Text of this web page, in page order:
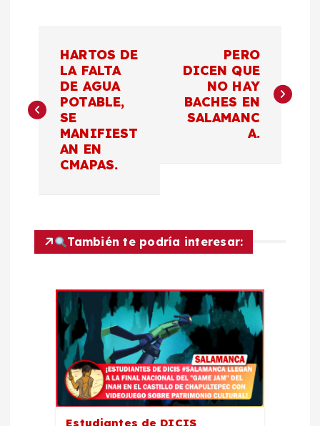
v
c
HARTOS DE
LA FALTA
DE AGUA
POTABLE,
SE
MANIFIEST
AN EN
CMAPAS.
PERO
DICEN QUE
NO HAY
BACHES EN
SALAMANC
A.
También te podría interesar:
Estudiantes de DICIS